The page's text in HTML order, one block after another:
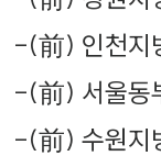
-(前) 인천지
-(前) 서울동
-(前) 수원지